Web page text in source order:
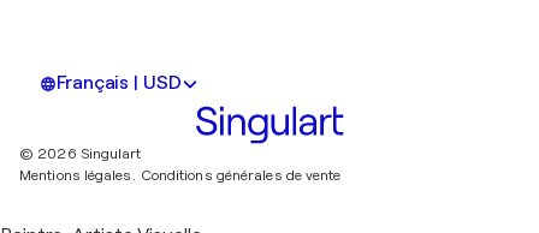
Français | USD
© 2026 Singulart
Mentions légales. Conditions générales de vente